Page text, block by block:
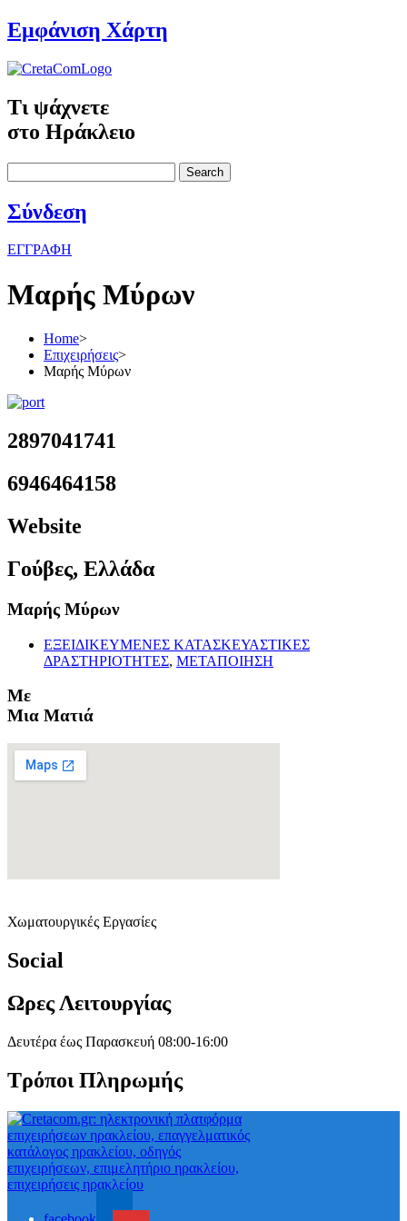
Εμφάνιση Χάρτη
Τι ψάχνετε
στο Ηράκλειο
Search
Σύνδεση
ΕΓΓΡΑΦΗ
Μαρής Μύρων
Home>
Επιχειρήσεις>
Μαρής Μύρων
2897041741
6946464158
Website
Γούβες, Ελλάδα
Μαρής Μύρων
ΕΞΕΙΔΙΚΕΥΜΕΝΕΣ ΚΑΤΑΣΚΕΥΑΣΤΙΚΕΣ
ΔΡΑΣΤΗΡΙΟΤΗΤΕΣ, ΜΕΤΑΠΟΙΗΣΗ
Με
Μια Ματιά
Χωματουργικές Εργασίες
Social
Ωρες Λειτουργίας
Δευτέρα έως Παρασκευή 08:00-16:00
Τρόποι Πληρωμής